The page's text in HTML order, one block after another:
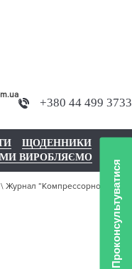
+380 44 499 3733
ЩОДЕННИКИ
МИ ВИРОБЛЯЄМО
\ Журнал “Компрессорное и
Проконсультуватися